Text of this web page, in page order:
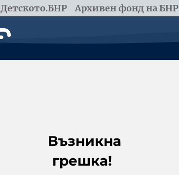
Детското.БНР Архивен фонд на БНР
Възникна
грешка!